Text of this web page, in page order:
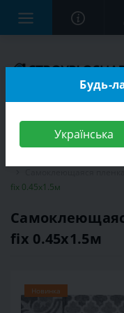
fix 0.45х1.5м
fix 0.45х1.5м
Новинка
Будь-
Українська